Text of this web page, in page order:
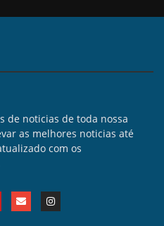
de noticias de toda nossa
as melhores noticias até
com os